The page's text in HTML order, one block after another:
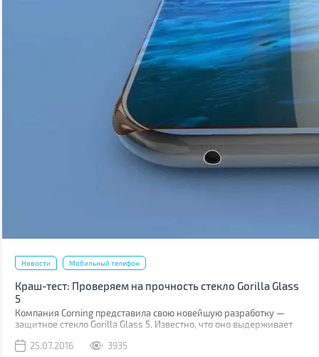
Новости Мобильный телефон
Краш-тест: Проверяем на прочность стекло Gorilla Glass
5
Компания Corning представила свою новейшую разработку —
защитное стекло Gorilla Glass 5. Известно, что оно выдерживает
Как правило, большинство из них происходит при фотосессиях
25.07.2016 3935